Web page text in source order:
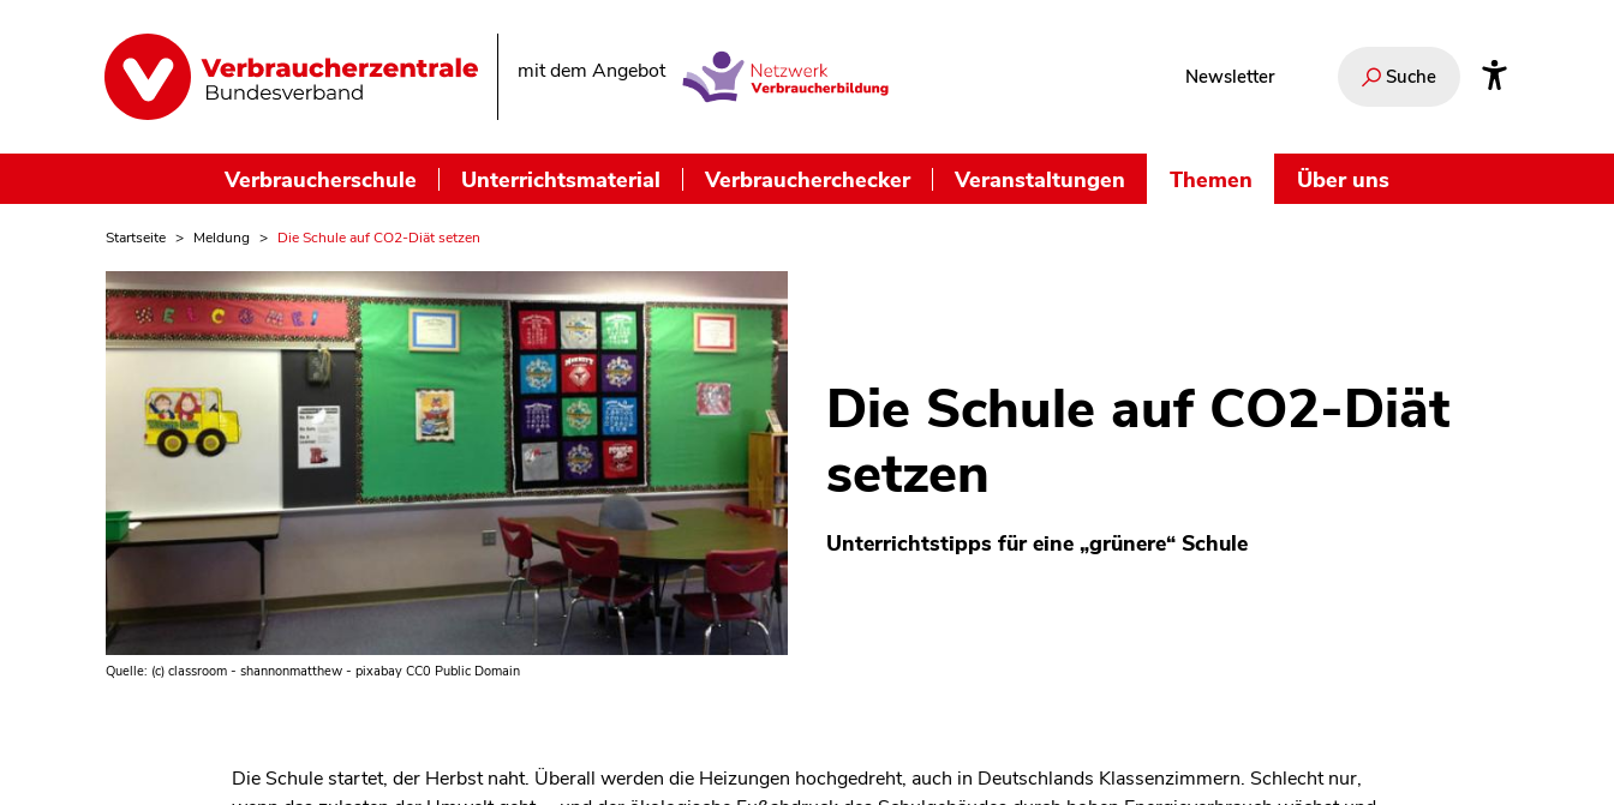
mit dem Angebot Newsletter Suche
Verbraucherschule Unterrichtsmaterial Verbraucherchecker Veranstaltungen Themen Über uns
Startseite Meldung Die Schule auf CO2-Diät setzen
Quelle: (c) classroom - shannonmatthew - pixabay CC0 Public Domain
Die Schule auf CO2-Diät
setzen
Unterrichtstipps für eine „grünere“ Schule
Die Schule startet, der Herbst naht. Überall werden die Heizungen hochgedreht, auch in Deutschlands Klassenzimmern. Schlecht nur,